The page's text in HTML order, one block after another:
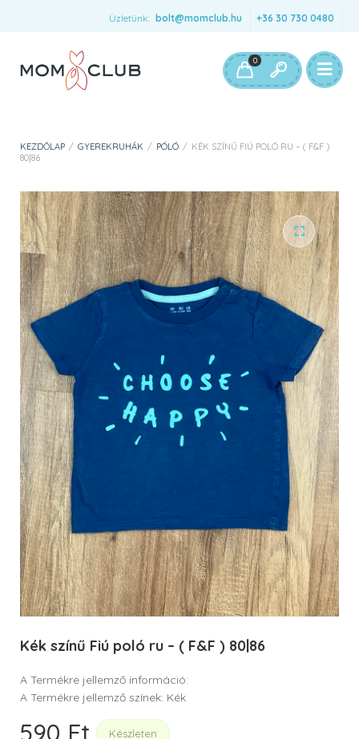
Üzletünk: bolt@momclub.hu +36 30 730 0480
0
KEZDŐLAP / GYEREKRUHÁK / PÓLÓ / KÉK SZÍNŰ FIÚ POLÓ RU – ( F&F )
80|86
Kék színű Fiú poló ru – ( F&F ) 80|86
A Termékre jellemző információ:
A Termékre jellemző színek: Kék
590 Ft Készleten